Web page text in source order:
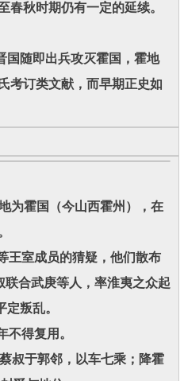
秋时期仍有一定的延续。
随即出兵攻灭霍国，霍地
考订类文献，而早期正史如
为霍国（今山西霍州），在
王室成员的猜疑，他们散布
联合武庚等人，率淮夷之众起
叛乱。
得复用。
叔于郭邻，以车七乘；降霍